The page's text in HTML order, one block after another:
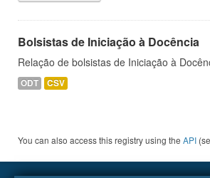
Bolsistas de Iniciação à Docência
Relação de bolsistas de Iniciação à
ODT CSV
You can also access this registry using the API